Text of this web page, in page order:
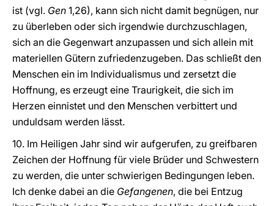
ist (vgl. Gen 1,26), kann sich nicht damit begnügen, nur
zu überleben oder sich irgendwie durchzuschlagen,
sich an die Gegenwart anzupassen und sich allein mit
materiellen Gütern zufriedenzugeben. Das schließt den
Menschen ein im Individualismus und zersetzt die
Hoffnung, es erzeugt eine Traurigkeit, die sich im
Herzen einnistet und den Menschen verbittert und
unduldsam werden lässt.
10. Im Heiligen Jahr sind wir aufgerufen, zu greifbaren
Zeichen der Hoffnung für viele Brüder und Schwestern
zu werden, die unter schwierigen Bedingungen leben.
Ich denke dabei an die Gefangenen, die bei Entzug